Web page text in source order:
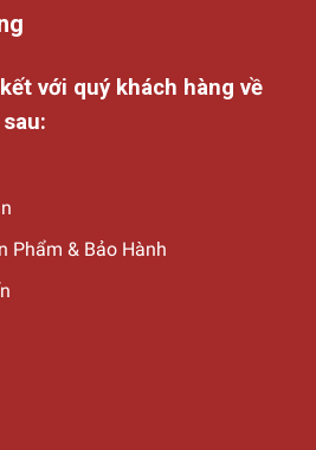
ghế thư giãn tại Pula Furniture
ghế thư giãn tại Pula Furniture
ghế thư giãn tại Pula Furniture
ghế thư giãn tại Pula Furniture
với quý khách hàng về
Phẩm & Bảo Hành